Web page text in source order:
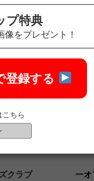
クラブ
プ特典
像をプレゼント！
登録する
こちら